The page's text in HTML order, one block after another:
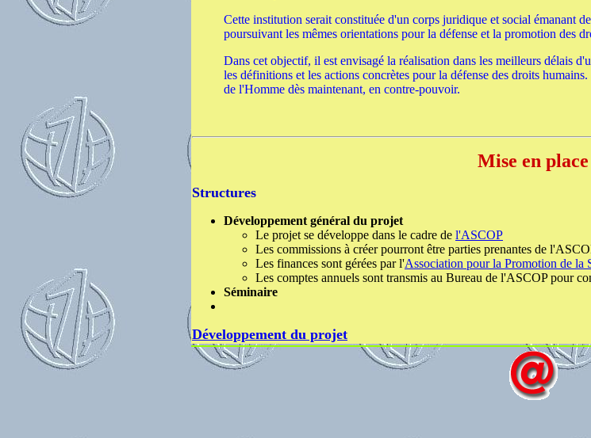
Cette institution serait constituée d'un corps juridique et social émanant
poursuivant les mêmes orientations pour la défense et la promotion des
Dans cet objectif, il est envisagé la réalisation dans les meilleurs délais
les définitions et les actions concrètes pour la défense des droits
de l'Homme dès maintenant, en contre-pouvoir.
Mise en place
Structures
Développement général du projet
Le projet se développe dans le cadre de l'ASCOP
Les commissions à créer pourront être parties prenantes de
Les finances sont gérées par l'Association pour la Promotion de la
Les comptes annuels sont transmis au Bureau de l'ASCOP pour
Séminaire
Développement du projet